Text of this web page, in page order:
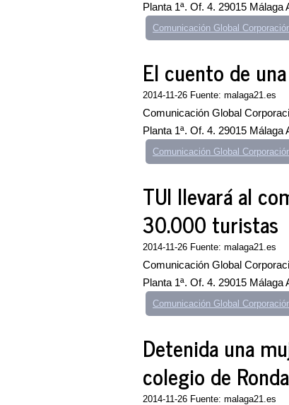
Planta 1ª. Of. 4. 29015
Comunicación Global
El cuento de
2014-11-26 Fuente: malaga21.es
Comunicación Global
Planta 1ª. Of. 4. 29015
Comunicación Global
TUI llevará al
30.000 turistas
2014-11-26 Fuente: malaga21.es
Comunicación Global
Planta 1ª. Of. 4. 29015
Comunicación Global
Detenida una
colegio de
2014-11-26 Fuente: malaga21.es